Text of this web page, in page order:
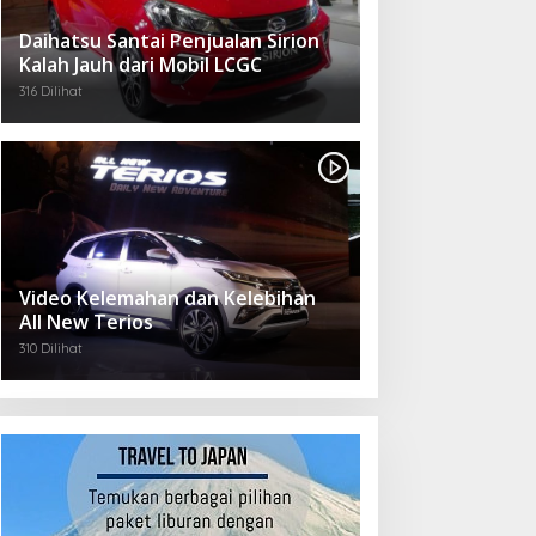
Daihatsu Santai Penjualan Sirion
Kalah Jauh dari Mobil LCGC
316 Dilihat
Video Kelemahan dan Kelebihan
All New Terios
310 Dilihat